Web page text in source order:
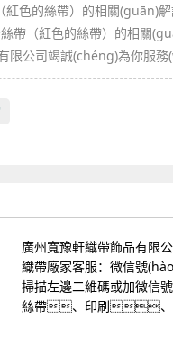
紅色的絲帶）的相關(guān)
帶（紅色的絲帶）的相關
公司竭誠(chéng)為你服務
廣州寬豫軒織帶飾品有限
織帶廠家客服：微信號
掃描左邊二維碼或加微信
絲帶、印刷、